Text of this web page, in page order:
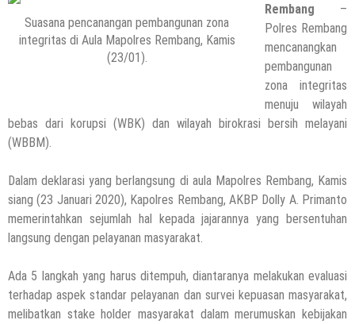
Suasana pencanangan pembangunan zona
integritas di Aula Mapolres Rembang, Kamis
(23/01).
Rembang –
Polres Rembang
mencanangkan
pembangunan
zona integritas
menuju wilayah
bebas dari korupsi (WBK) dan wilayah birokrasi bersih melayani
(WBBM).
Dalam deklarasi yang berlangsung di aula Mapolres Rembang, Kamis
siang (23 Januari 2020), Kapolres Rembang, AKBP Dolly A. Primanto
memerintahkan sejumlah hal kepada jajarannya yang bersentuhan
langsung dengan pelayanan masyarakat.
Ada 5 langkah yang harus ditempuh, diantaranya melakukan evaluasi
terhadap aspek standar pelayanan dan survei kepuasan masyarakat,
melibatkan stake holder masyarakat dalam merumuskan kebijakan